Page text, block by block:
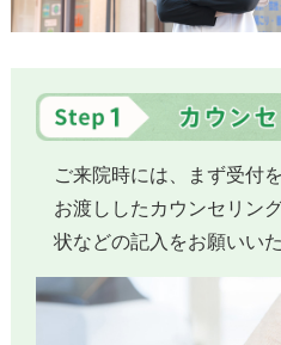
ご来院時には、まず受付
お渡ししたカウンセリン
状などの記入をお願いい